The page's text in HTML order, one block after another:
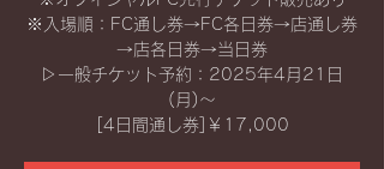
※入場順：FC通し券→FC各日券→店通し券
→店各日券→当日券
▷一般チケット予約：2025年4月21日
(月)〜
[4日間通し券]￥17,000